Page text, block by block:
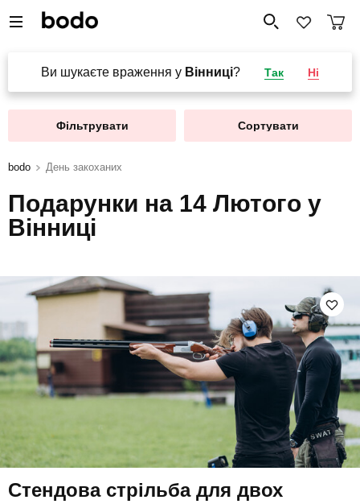
Ви шукаєте враження у Вінниці? Так Ні
Фільтрувати Сортувати
bodo День закоханих
Подарунки на 14 Лютого у
Вінниці
Стендова стрільба для двох